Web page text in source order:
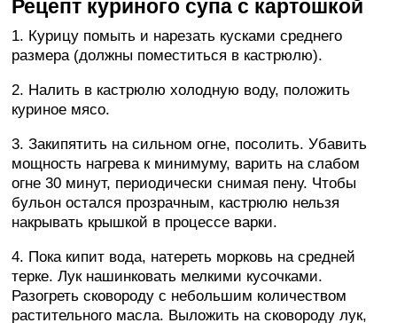
Рецепт куриного супа с картошкой
1. Курицу помыть и нарезать кусками среднего
размера (должны поместиться в кастрюлю).
2. Налить в кастрюлю холодную воду, положить
куриное мясо.
3. Закипятить на сильном огне, посолить. Убавить
мощность нагрева к минимуму, варить на слабом
огне 30 минут, периодически снимая пену. Чтобы
бульон остался прозрачным, кастрюлю нельзя
накрывать крышкой в процессе варки.
4. Пока кипит вода, натереть морковь на средней
терке. Лук нашинковать мелкими кусочками.
Разогреть сковороду с небольшим количеством
растительного масла. Выложить на сковороду лук,